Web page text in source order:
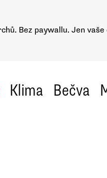
Bez paywallu. Jen vaše
Klima Bečva